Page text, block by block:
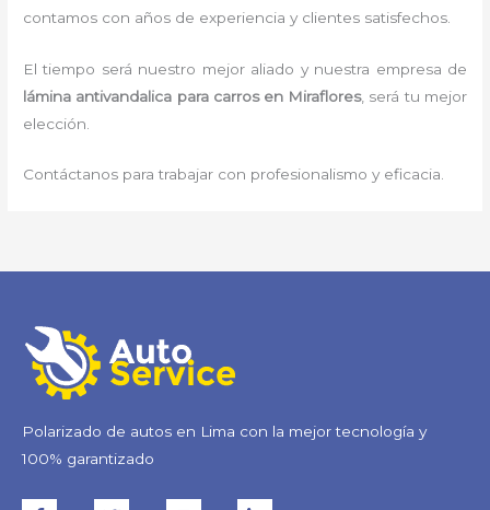
contamos con años de experiencia y clientes satisfechos.
El tiempo será nuestro mejor aliado y nuestra empresa de
lámina antivandalica para carrosen Miraflores, será tu mejor
elección.
Contáctanos para trabajar con profesionalismo y eficacia.
Polarizado de autos en Lima con la mejor tecnología y
100% garantizado